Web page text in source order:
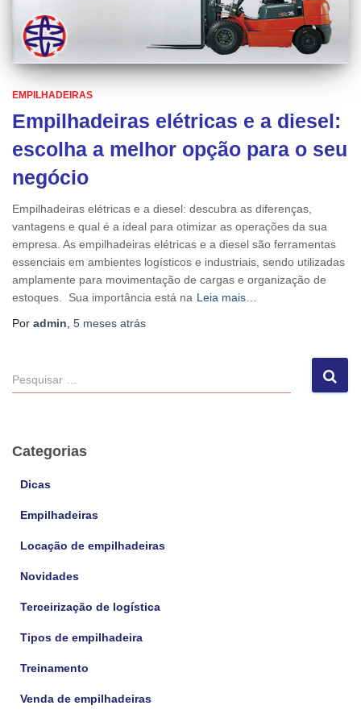
EMPILHADEIRAS
Empilhadeiras elétricas e a diesel:
escolha a melhor opção para o seu
negócio
Empilhadeiras elétricas e a diesel: descubra as diferenças,
vantagens e qual é a ideal para otimizar as operações da sua
empresa. As empilhadeiras elétricas e a diesel são ferramentas
essenciais em ambientes logísticos e industriais, sendo utilizadas
amplamente para movimentação de cargas e organização de
estoques. Sua importância está na Leia mais…
Por admin, 5 meses atrás
P
e
u
Categorias
Dicas
Empilhadeiras
Locação de empilhadeiras
Novidades
Terceirização de logística
Tipos de empilhadeira
Treinamento
Venda de empilhadeiras